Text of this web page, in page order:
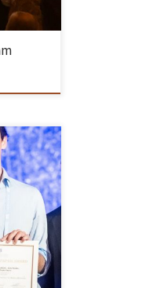
Congresso
e
5 de julho,